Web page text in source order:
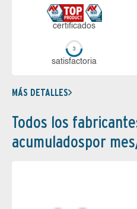
certi­ficados
sa­tis­fac­to­ria
MÁS DETALLES
Todos los
acumuladospor